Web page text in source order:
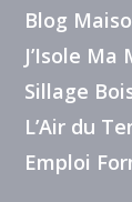
Blog
J’Isole Ma
Sillage
L’Air du
Emploi